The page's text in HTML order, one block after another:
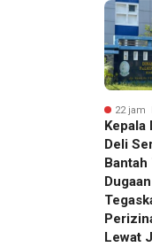
22 jam
Kepala
Deli
Lewat